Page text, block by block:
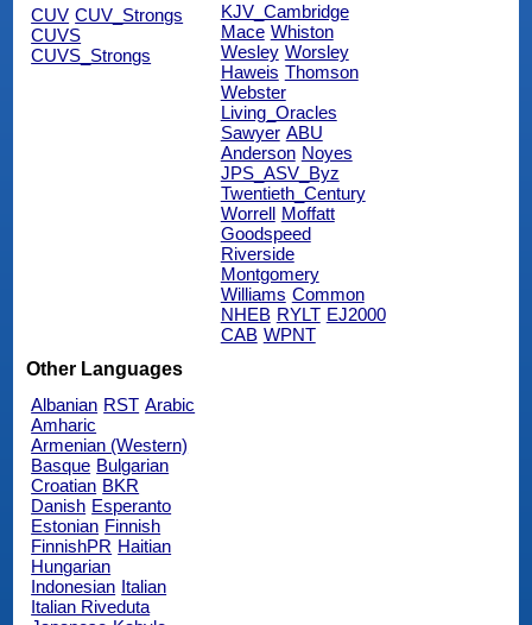
CUV CUV_Strongs
CUVS
CUVS_Strongs
KJV_Cambridge
Mace Whiston
Wesley Worsley
Haweis Thomson
Webster
Living_Oracles
Sawyer ABU
Anderson Noyes
JPS_ASV_Byz
Twentieth_Century
Worrell
Moffatt
Goodspeed
Riverside
Montgomery
Williams Common
NHEB RYLT EJ2000
CAB WPNT
Other Languages
Albanian RST Arabic
Amharic
Armenian (Western)
Basque Bulgarian
Croatian BKR
Danish Esperanto
Estonian Finnish
FinnishPR Haitian
Hungarian
Indonesian Italian
Italian Riveduta